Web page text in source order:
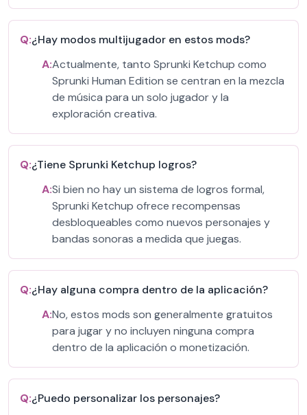
Q:¿Hay modos multijugador en estos mods?
A:Actualmente, tanto Sprunki Ketchup como
Sprunki Human Edition se centran en la mezcla
de música para un solo jugador y la
exploración creativa.
Q:¿Tiene Sprunki Ketchup logros?
A:Si bien no hay un sistema de logros formal,
Sprunki Ketchup ofrece recompensas
desbloqueables como nuevos personajes y
bandas sonoras a medida que juegas.
Q:¿Hay alguna compra dentro de la aplicación?
A:No, estos mods son generalmente gratuitos
para jugar y no incluyen ninguna compra
dentro de la aplicación o monetización.
Q:¿Puedo personalizar los personajes?